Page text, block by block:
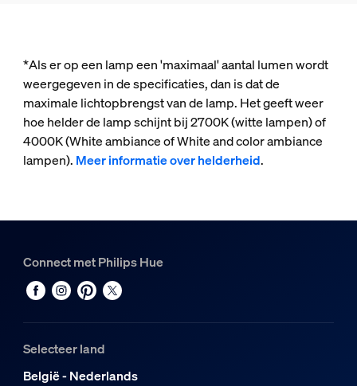
*Als er op een lamp een 'maximaal' aantal lumen wordt
weergegeven in de specificaties, dan is dat de
maximale lichtopbrengst van de lamp. Het geeft weer
hoe helder de lamp schijnt bij 2700K (witte lampen) of
4000K (White ambiance of White and color ambiance
lampen). Meer informatie over helderheid.
Connect met Philips Hue
Selecteer land
België - Nederlands